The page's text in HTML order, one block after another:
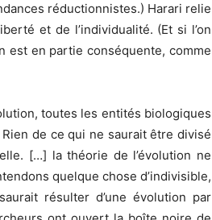
réductionnistes.) Harari relie
et de l’individualité. (Et si l’on
est en partie conséquente, comme
toutes les entités biologiques
de ce qui ne saurait être divisé
[…] la théorie de l’évolution ne
quelque chose d’indivisible,
résulter d’une évolution par